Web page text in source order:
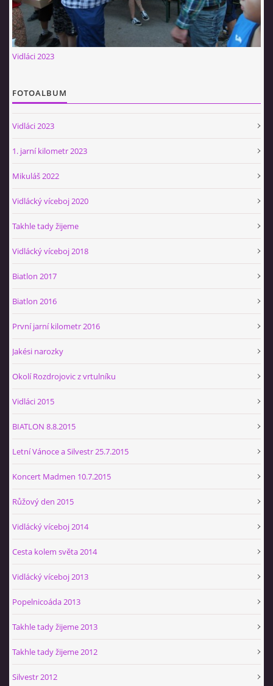
CO SI U NÁS DÁTE?
CESTA KOLEM SVĚTA 2014 - VIDEO
CENÍK
© 2026 eStránky.cz
|
Vidláci 2023
FOTOALBUM
Vidláci 2023
1. jarní kilometr 2023
Mikuláš 2022
Vidlácký víceboj 2020
Takhle tady žijeme
Vidlácký víceboj 2018
Biatlon 2017
Biatlon 2016
První jarní kilometr 2016
Jakési narozky
Okolí Rozdrojovic z vrtulníku
Vidláci 2015
BIATLON 8.8.2015
Letní Vánoce a Silvestr 25.7.2015
Koncert Madmen 10.7.2015
Růžový den 2015
Vidlácký víceboj 2014
Cesta kolem světa 2014
Vidlácký víceboj 2013
Popelnicoáda 2013
Takhle tady žijeme 2013
Takhle tady žijeme 2012
Silvestr 2012